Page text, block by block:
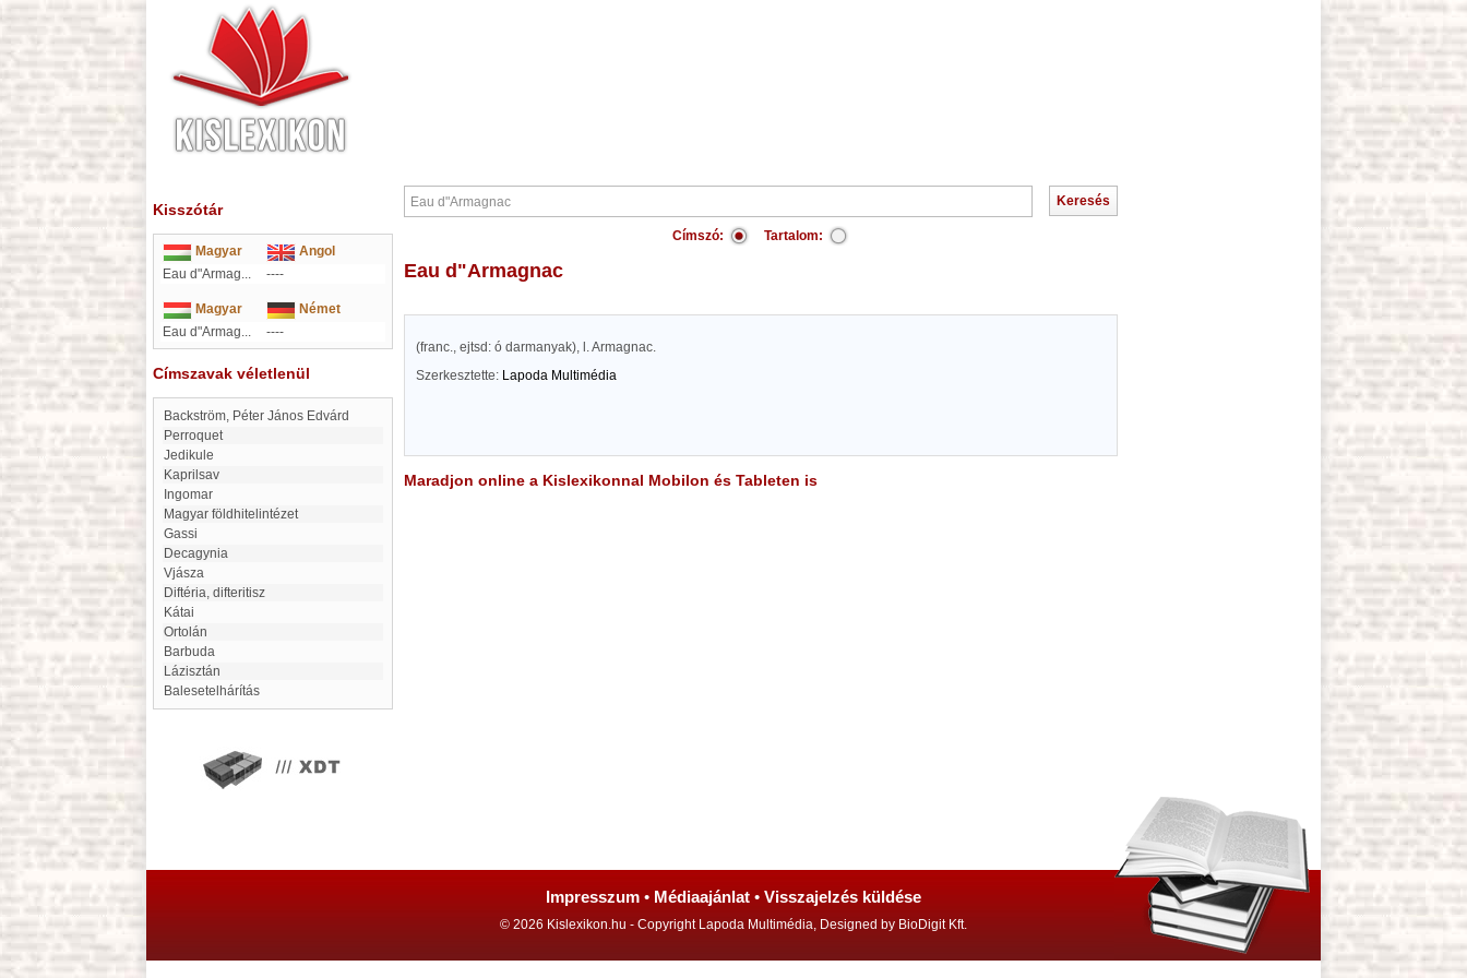
Kisszótár
Magyar
Angol
Eau d"Armag...
----
Magyar
Német
Eau d"Armag...
----
Címszavak véletlenül
Backström, Péter János Edvárd
Perroquet
Jedikule
Kaprilsav
Ingomar
Magyar földhitelintézet
Gassi
Decagynia
Vjásza
diftéria, difteritisz
Kátai
Ortolán
Barbuda
Lázisztán
Balesetelhárítás
Címszó: Tartalom:
Eau d"Armagnac
(franc., ejtsd: ó darmanyak), l. Armagnac.
Szerkesztette: Lapoda Multimédia
Maradjon online a Kislexikonnal Mobilon és Tableten is
Impresszum • Médiaajánlat • Visszajelzés küldése
© 2026 Kislexikon.hu - Copyright Lapoda Multimédia, Designed by BioDigit Kft.